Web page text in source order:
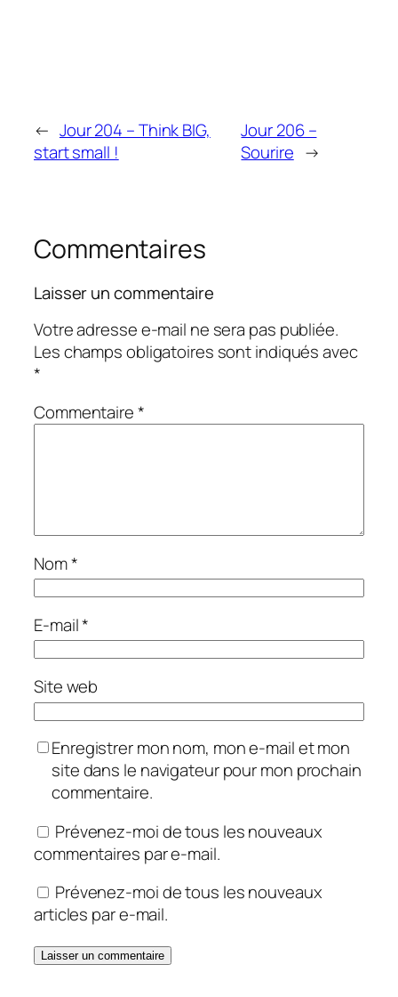
← Jour 204 – Think BIG,
start small !
Jour 206 –
Sourire →
Commentaires
Laisser un commentaire
Votre adresse e-mail ne sera pas publiée.
Les champs obligatoires sont indiqués avec
*
Commentaire*
Nom*
E-mail*
Site web
Enregistrer mon nom, mon e-mail et mon
site dans le navigateur pour mon prochain
commentaire.
Prévenez-moi de tous les nouveaux
commentaires par e-mail.
Prévenez-moi de tous les nouveaux
articles par e-mail.